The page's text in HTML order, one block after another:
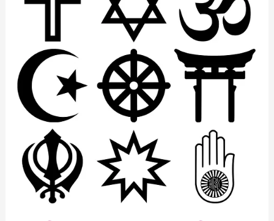
आध्यात्मिक
को
समझना